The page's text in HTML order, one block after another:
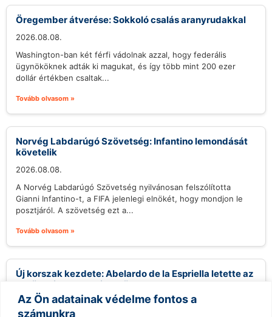
Az Ön adatainak védelme fontos a
számunkra
Öregember átverése: Sokkoló csalás aranyrudakkal
2026.08.08.
Washington-ban két férfi vádolnak azzal, hogy federális
ügynököknek adták ki magukat, és így több mint 200 ezer
dollár értékben csaltak...
Tovább olvasom »
Norvég Labdarúgó Szövetség: Infantino lemondását
követelik
2026.08.08.
A Norvég Labdarúgó Szövetség nyilvánosan felszólította
Gianni Infantino-t, a FIFA jelenlegi elnökét, hogy mondjon le
posztjáról. A szövetség ezt a...
Tovább olvasom »
Új korszak kezdete: Abelardo de la Espriella letette az
esküt, mint Kolumbia elnöke
2026.08.08.